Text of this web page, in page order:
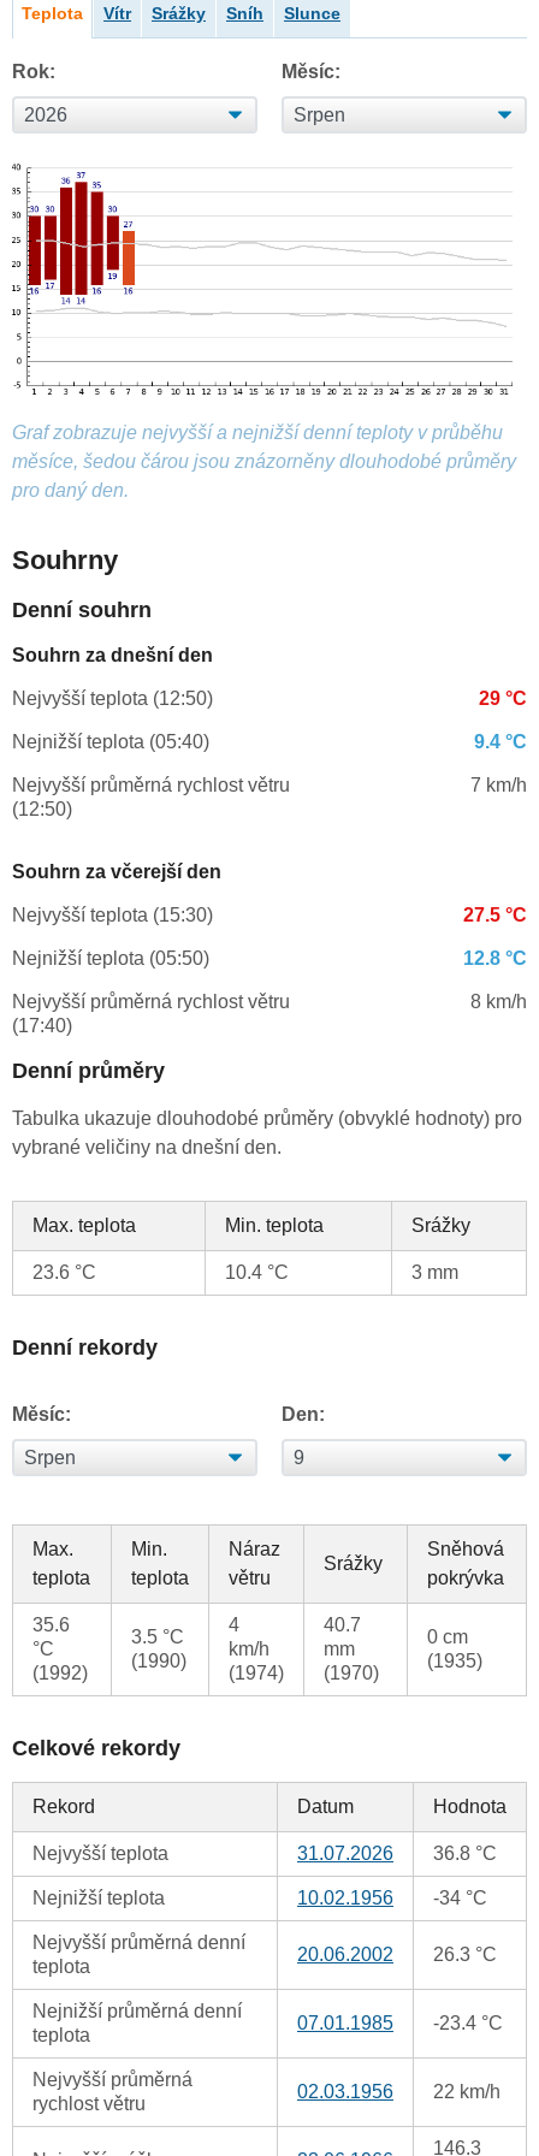
Teplota Vítr Srážky Sníh Slunce
Rok: Měsíc:
Graf zobrazuje nejvyšší a nejnižší denní teploty v průběhu
měsíce, šedou čárou jsou znázorněny dlouhodobé průměry
pro daný den.
Souhrny
Denní souhrn
Souhrn za dnešní den
Nejvyšší teplota (12:50) 29 °C
Nejnižší teplota (05:40) 9.4 °C
Nejvyšší průměrná rychlost větru
(12:50)
7 km/h
Souhrn za včerejší den
Nejvyšší teplota (15:30) 27.5 °C
Nejnižší teplota (05:50) 12.8 °C
Nejvyšší průměrná rychlost větru
(17:40)
8 km/h
Denní průměry
Tabulka ukazuje dlouhodobé průměry (obvyklé hodnoty) pro
vybrané veličiny na dnešní den.
Max. teplota Min. teplota Srážky
23.6 °C 10.4 °C 3 mm
Denní rekordy
Měsíc: Den:
Max.
teplota
Min.
teplota
Náraz
větru
Srážky
Sněhová
pokrývka
35.6
°C
(1992)
3.5 °C
(1990)
4
km/h
(1974)
40.7
mm
(1970)
0 cm
(1935)
Celkové rekordy
Rekord Datum Hodnota
Nejvyšší teplota 31.07.2026 36.8 °C
Nejnižší teplota 10.02.1956 -34 °C
Nejvyšší průměrná denní
teplota
20.06.2002 26.3 °C
Nejnižší průměrná denní
teplota
07.01.1985 -23.4 °C
Nejvyšší průměrná
rychlost větru
02.03.1956 22 km/h
146.3